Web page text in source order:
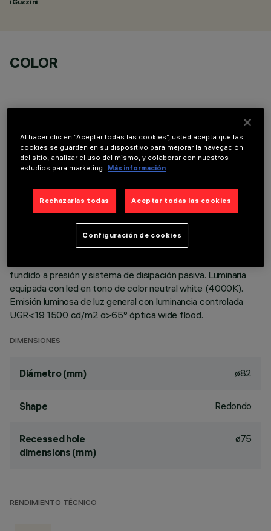
COLOR
DATOS TÉCNICOS
ÚLTIMA ACTUALIZACIÓN: 07/08/2026
DESCRIPCIÓN
Luminaria circular fija para usar con lámpara LED de
tecnología C.o.B. Versión con marco para instalación en
apoyo. Reflector metalizado con vapores de aluminio al vacío
fundido a presión y sistema de disipación pasiva. Luminaria
equipada con led en tono de color neutral white (4000K).
Emisión luminosa de luz general con luminancia controlada
UGR<19 1500 cd/m2 α>65° óptica wide flood.
DIMENSIONES
Diámetro (mm) ø82
Shape Redondo
Recessed hole
dimensions (mm)
ø75
RENDIMIENTO TÉCNICO
Al hacer clic en “Aceptar todas las cookies”, usted acepta que las
cookies se guarden en su dispositivo para mejorar la navegación
del sitio, analizar el uso del mismo, y colaborar con nuestros
estudios para marketing.
Más información
Rechazarlas todas Aceptar todas las cookies
Configuración de cookies